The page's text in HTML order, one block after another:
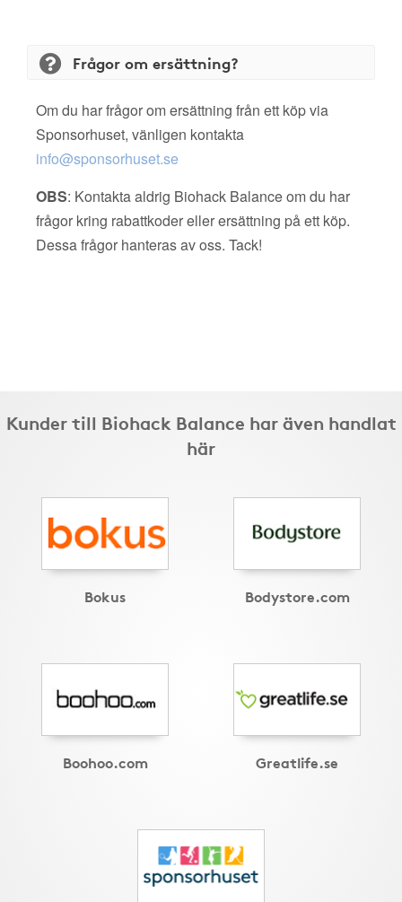
Frågor om ersättning?
Om du har frågor om ersättning från ett köp via
Sponsorhuset, vänligen kontakta
info@sponsorhuset.se
OBS: Kontakta aldrig Biohack Balance om du har
frågor kring rabattkoder eller ersättning på ett köp.
Dessa frågor hanteras av oss. Tack!
Kunder till Biohack Balance har även handlat
här
Bokus Bodystore.com
Boohoo.com Greatlife.se